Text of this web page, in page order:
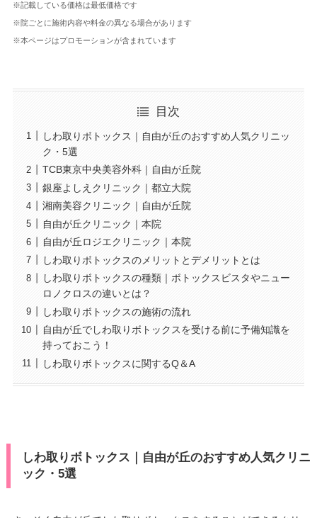
※記載している価格は最低価格です
※院ごとに施術内容や料金の異なる場合があります
※本ページはプロモーションが含まれています
目次
しわ取りボトックス｜自由が丘のおすすめ人気クリニッ
ク・5選
TCB東京中央美容外科｜自由が丘院
銀座よしえクリニック｜都立大院
湘南美容クリニック｜自由が丘院
自由が丘クリニック｜本院
自由が丘ロジエクリニック｜本院
しわ取りボトックスのメリットとデメリットとは
しわ取りボトックスの種類｜ボトックスビスタやニュー
ロノクロスの違いとは？
しわ取りボトックスの施術の流れ
自由が丘でしわ取りボトックスを受ける前に予備知識を
持っておこう！
しわ取りボトックスに関するQ＆A
しわ取りボトックス｜自由が丘のおすすめ人気クリニ
ック・5選